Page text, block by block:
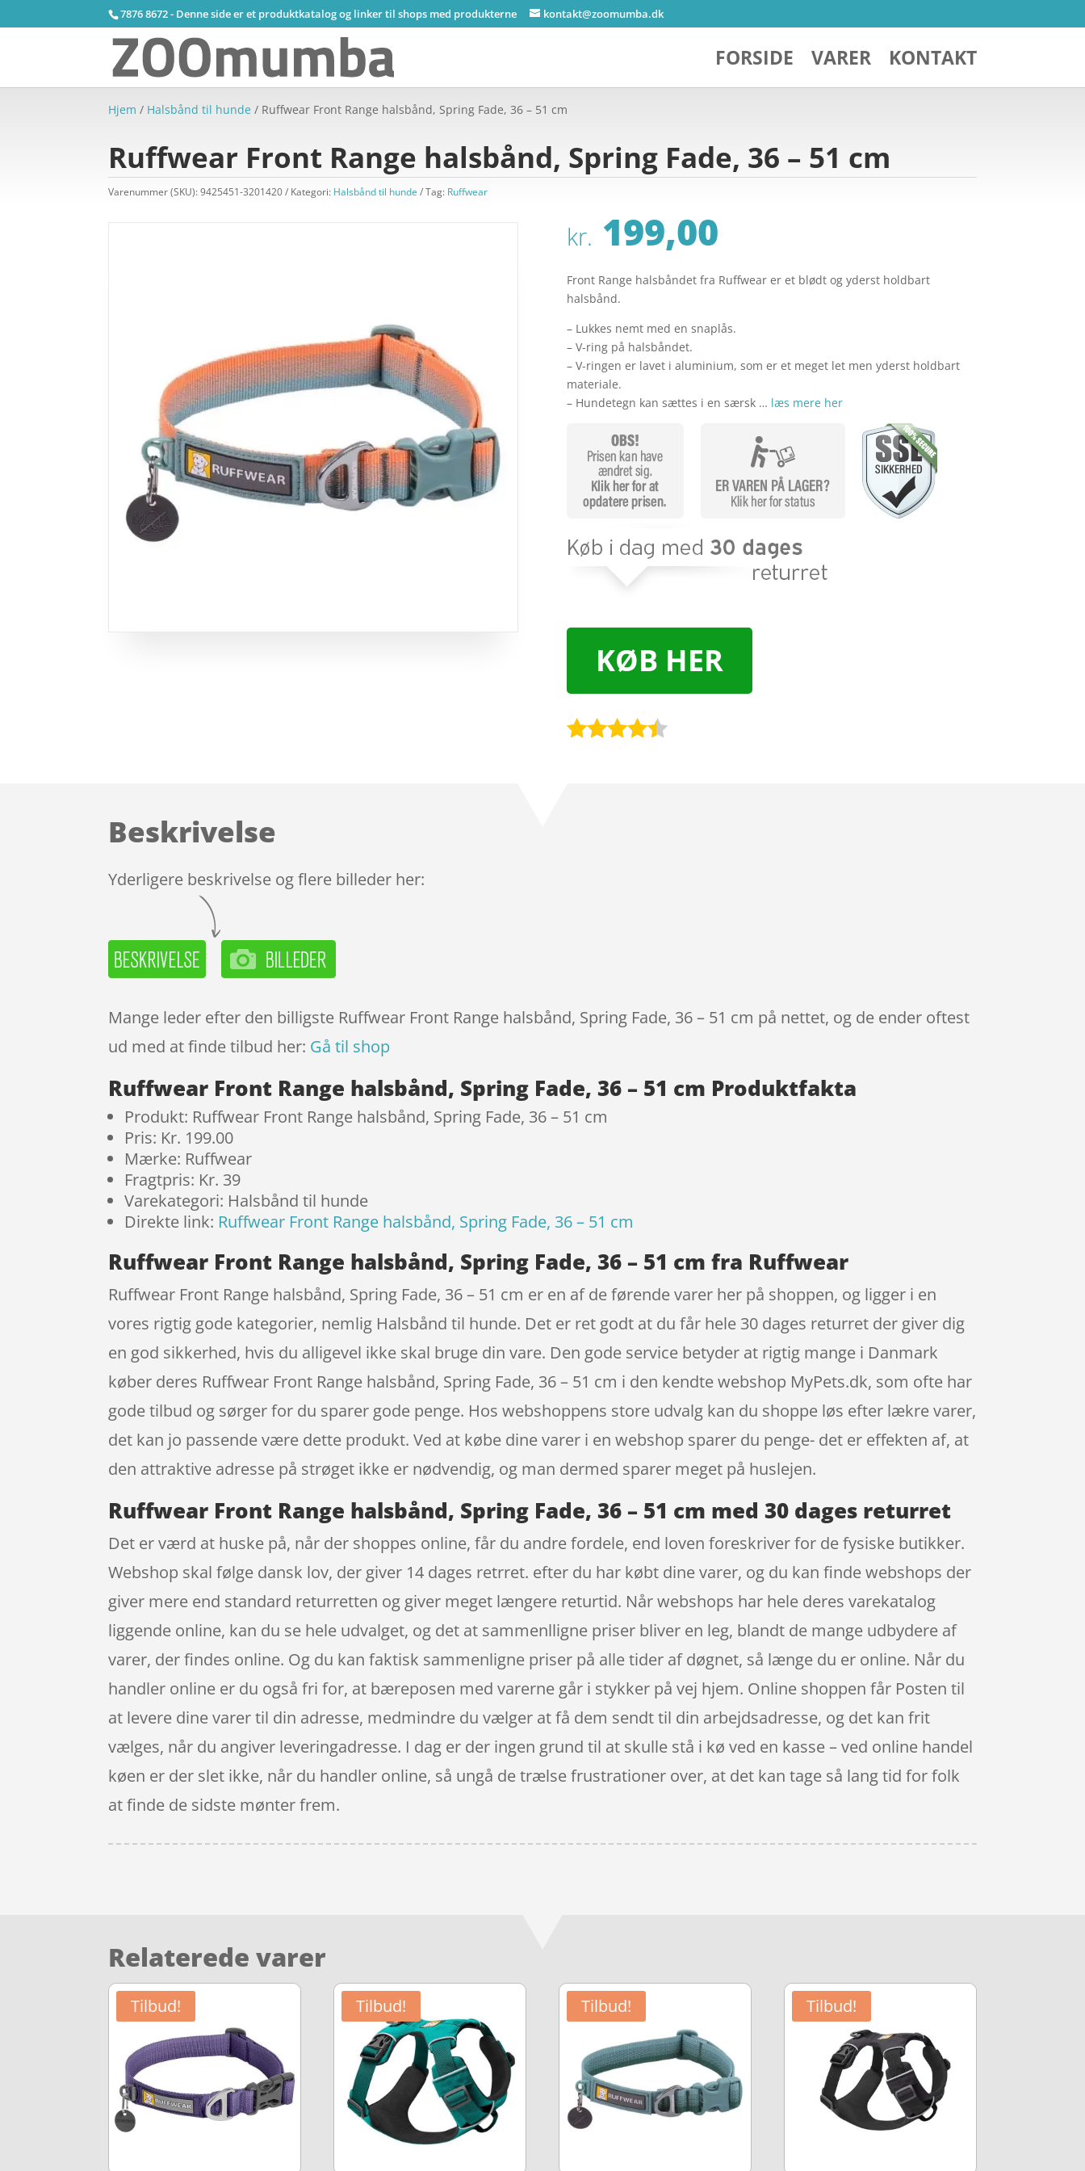
7876 8672 - Denne side er et produktkatalog og linker til shops med produkterne kontakt@zoomumba.dk
FORSIDE VARER KONTAKT
Hjem / Halsbånd til hunde / Ruffwear Front Range halsbånd, Spring Fade, 36 – 51 cm
Ruffwear Front Range halsbånd, Spring Fade, 36 – 51 cm
Varenummer (SKU):9425451-3201420 Kategori: Halsbånd til hunde Tag: Ruffwear
kr. 199,00
Front Range halsbåndet fra Ruffwear er et blødt og yderst holdbart
halsbånd.
– Lukkes nemt med en snaplås.
– V-ring på halsbåndet.
– V-ringen er lavet i aluminium, som er et meget let men yderst holdbart
materiale.
– Hundetegn kan sættes i en særsk … læs mere her
KØB HER
Beskrivelse
Yderligere beskrivelse og flere billeder her:
Mange leder efter den billigste Ruffwear Front Range halsbånd, Spring Fade, 36 – 51 cm på nettet, og de ender oftest
ud med at finde tilbud her: Gå til shop
Ruffwear Front Range halsbånd, Spring Fade, 36 – 51 cm Produktfakta
Produkt: Ruffwear Front Range halsbånd, Spring Fade, 36 – 51 cm
Pris: Kr. 199.00
Mærke: Ruffwear
Fragtpris: Kr. 39
Varekategori: Halsbånd til hunde
Direkte link: Ruffwear Front Range halsbånd, Spring Fade, 36 – 51 cm
Ruffwear Front Range halsbånd, Spring Fade, 36 – 51 cm fra Ruffwear
Ruffwear Front Range halsbånd, Spring Fade, 36 – 51 cm er en af de førende varer her på shoppen, og ligger i en
vores rigtig gode kategorier, nemlig Halsbånd til hunde. Det er ret godt at du får hele 30 dages returret der giver dig
en god sikkerhed, hvis du alligevel ikke skal bruge din vare. Den gode service betyder at rigtig mange i Danmark
køber deres Ruffwear Front Range halsbånd, Spring Fade, 36 – 51 cm i den kendte webshop MyPets.dk, som ofte har
gode tilbud og sørger for du sparer gode penge. Hos webshoppens store udvalg kan du shoppe løs efter lækre varer,
det kan jo passende være dette produkt. Ved at købe dine varer i en webshop sparer du penge- det er effekten af, at
den attraktive adresse på strøget ikke er nødvendig, og man dermed sparer meget på huslejen.
Ruffwear Front Range halsbånd, Spring Fade, 36 – 51 cm med 30 dages returret
Det er værd at huske på, når der shoppes online, får du andre fordele, end loven foreskriver for de fysiske butikker.
Webshop skal følge dansk lov, der giver 14 dages retrret. efter du har købt dine varer, og du kan finde webshops der
giver mere end standard returretten og giver meget længere returtid. Når webshops har hele deres varekatalog
liggende online, kan du se hele udvalget, og det at sammenlligne priser bliver en leg, blandt de mange udbydere af
varer, der findes online. Og du kan faktisk sammenligne priser på alle tider af døgnet, så længe du er online. Når du
handler online er du også fri for, at bæreposen med varerne går i stykker på vej hjem. Online shoppen får Posten til
at levere dine varer til din adresse, medmindre du vælger at få dem sendt til din arbejdsadresse, og det kan frit
vælges, når du angiver leveringadresse. I dag er der ingen grund til at skulle stå i kø ved en kasse – ved online handel
køen er der slet ikke, når du handler online, så ungå de trælse frustrationer over, at det kan tage så lang tid for folk
at finde de sidste mønter frem.
Relaterede varer
Tilbud! Tilbud! Tilbud! Tilbud!